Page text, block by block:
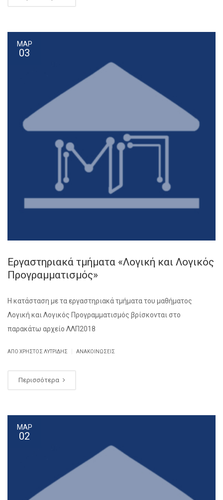
ΜΑΡ
03
Εργαστηριακά τμήματα «Λογική και Λογικός
Προγραμματισμός»
Η κατάσταση με τα εργαστηριακά τμήματα του μαθήματος
Λογική και Λογικός Προγραμματισμός βρίσκονται στο
παρακάτω αρχείο ΛΛΠ2018
ΑΠΌ ΧΡΉΣΤΟΣ ΛΥΤΡΊΔΗΣ ΑΝΑΚΟΙΝΏΣΕΙΣ
Περισσότερα
ΜΑΡ
02